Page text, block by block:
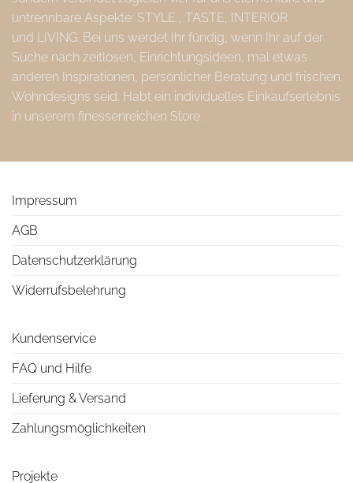
untrennbare Aspekte: STYLE , TASTE, INTERIOR
und LIVING. Bei uns werdet Ihr fündig, wenn Ihr auf der
Suche nach zeitlosen, Einrichtungsideen, mal etwas
anderen Inspirationen, persönlicher Beratung und frischen
Wohndesigns seid. Habt ein individuelles Einkaufserlebnis
in unserem finessenreichen Store.
Impressum
AGB
Datenschutzerklärung
Widerrufsbelehrung
Kundenservice
FAQ und Hilfe
Lieferung & Versand
Zahlungsmöglichkeiten
Projekte